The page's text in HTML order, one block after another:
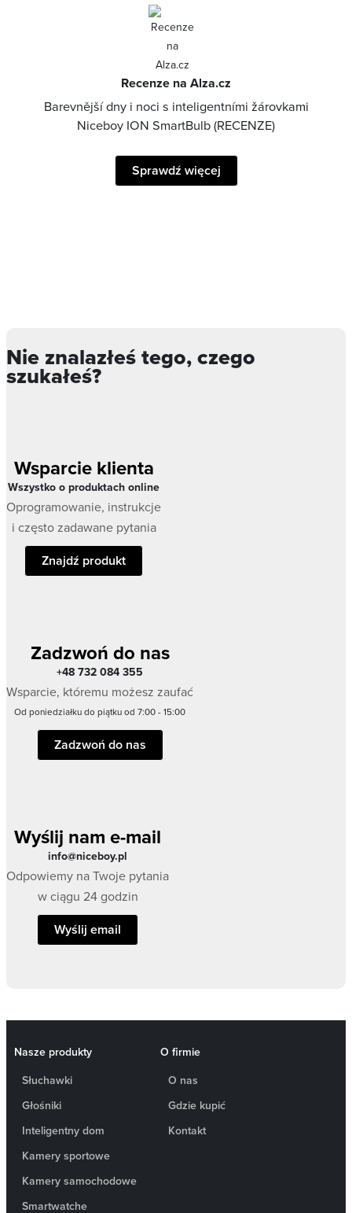
Recenze na Alza.cz
Barevnější dny i noci s inteligentními žárovkami
Niceboy ION SmartBulb (RECENZE)
Sprawdź więcej
Nie znalazłeś tego, czego
szukałeś?
Wsparcie klienta
Wszystko o produktach online
Oprogramowanie, instrukcje
i często zadawane pytania
Znajdź produkt
Zadzwoń do nas
+48 732 084 355
Wsparcie, któremu możesz zaufać
Od poniedziałku do piątku od 7:00 - 15:00
Zadzwoń do nas
Wyślij nam e-mail
info@niceboy.pl
Odpowiemy na Twoje pytania
w ciągu 24 godzin
Wyślij email
Nasze produkty
Słuchawki
Głośniki
Inteligentny dom
Kamery sportowe
Kamery samochodowe
Smartwatche
O firmie
O nas
Gdzie kupić
Kontakt